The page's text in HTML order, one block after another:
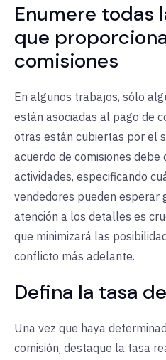
Enumere todas
que
comisiones
En algunos trabajos, sólo
están asociadas al pago de
otras están cubiertas por el
acuerdo de comisiones
actividades, especificando
vendedores pueden esperar
atención a los detalles es
que minimizará las
conflicto más adelante.
Defina la tasa
Una vez que haya
comisión, destaque la tasa